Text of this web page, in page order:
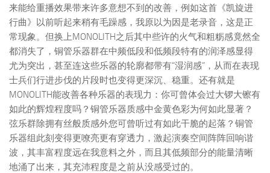
来能给重播效果带来许多意想不到的改善，例如这首《凯旋进
行曲》以前听起来稍有毛躁感，我原以为因是老录音，这是正
常现象。但换上MONOLITH之后其中些许的火气和粗粝感竟然全
都消失了，铜管乐器群在中频低段和低频段特有的润泽感显得
尤为突出，甚至连这些乐器的轮廓都带有“湿润感”，从而在表现
士兵们行进步伐的片段时也变得更深沉、稳重。还有就是
MONOLITH能改善各种乐器的表现力：你可曾体会过大锣大镲有
如此的辉煌程度吗？铜管乐器质感中金黄色彩为何如此显著？
弦乐群除拥有丝般质感外您可曾听过有如此干脆的起落？铜管
乐器组此刻变得更嘹亮更有穿透力，激起演奏空间阵阵回响谐
波，其丰富程度远在我意料之外，而且其低频部分的能量清晰
地涌了出来，其充沛程度是之前从没感受过的。